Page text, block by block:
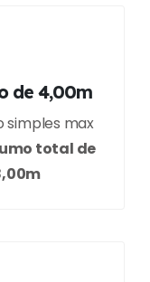
de 4,00m
simples max
total de